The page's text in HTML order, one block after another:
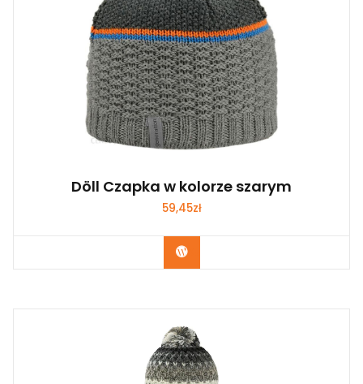
Döll Czapka w kolorze szarym
59,45zł
Kup Teraz